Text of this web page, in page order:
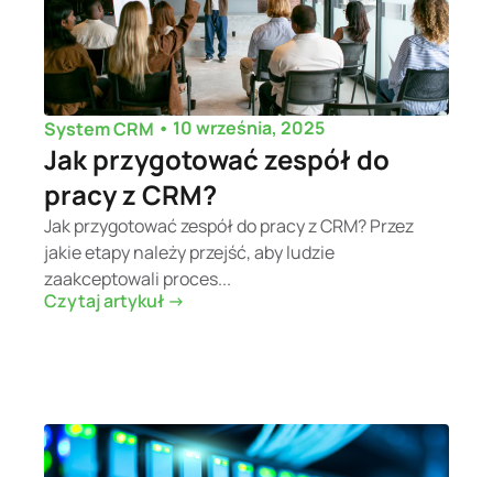
System CRM • 10 września, 2025
Jak przygotować zespół do
pracy z CRM?
Jak przygotować zespół do pracy z CRM? Przez
jakie etapy należy przejść, aby ludzie
zaakceptowali proces...
Czytaj artykuł ->